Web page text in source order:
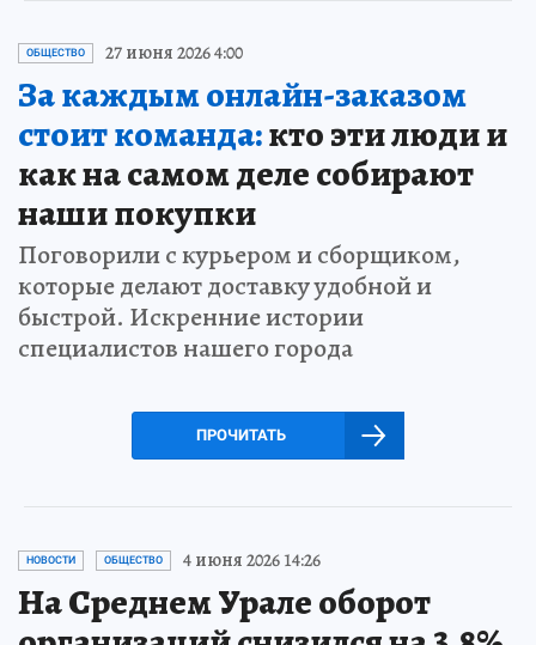
ОБЩЕСТВО 27 июня 2026 4:00
За каждым онлайн-заказом
стоит команда:кто эти люди и
как на самом деле собирают
наши покупки
Поговорили с курьером и сборщиком,
которые делают доставку удобной и
быстрой. Искренние истории
специалистов нашего города
ПРОЧИТАТЬ
НОВОСТИ ОБЩЕСТВО 4 июня 2026 14:26
На Среднем Урале оборот